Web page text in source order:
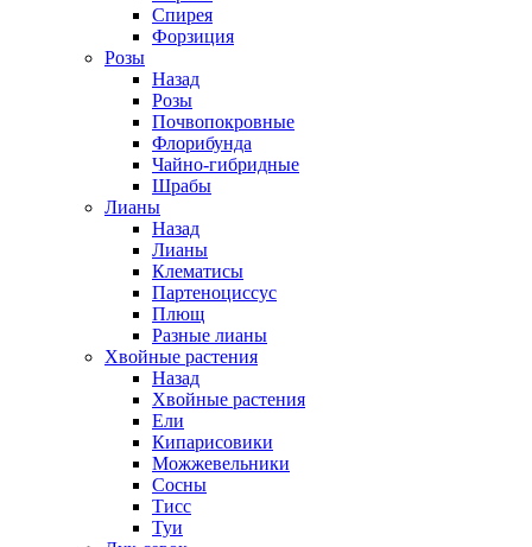
Спирея
Форзиция
Розы
Назад
Розы
Почвопокровные
Флорибунда
Чайно-гибридные
Шрабы
Лианы
Назад
Лианы
Клематисы
Партеноциссус
Плющ
Разные лианы
Хвойные растения
Назад
Хвойные растения
Ели
Кипарисовики
Можжевельники
Сосны
Тисс
Туи